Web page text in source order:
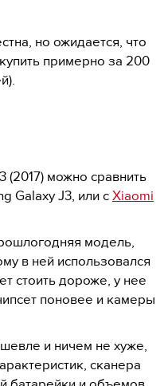
но ожидается, что
примерно за 200
(2017) можно сравнить
Galaxy J3, или с Xiaomi
модель,
в ней использовался
стоить дороже, у нее
поновее и камеры
и ничем не хуже,
сканера